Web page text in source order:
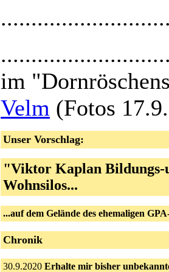
im
Velm (Fotos
Unser Vorschlag:
"Viktor Kaplan Bildungs-
Wohnsilos...
...auf dem Gelände des ehemaligen
Chronik
30.9.2020 Erhalte mir bisher